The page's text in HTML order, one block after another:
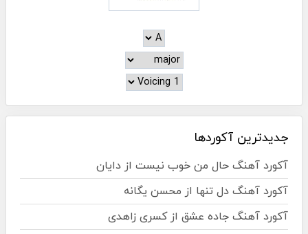
جدیدترین آکوردها
آکورد آهنگ حال من خوب نیست از دایان
آکورد آهنگ دل تنها از محسن یگانه
آکورد آهنگ جاده عشق از کسری زاهدی